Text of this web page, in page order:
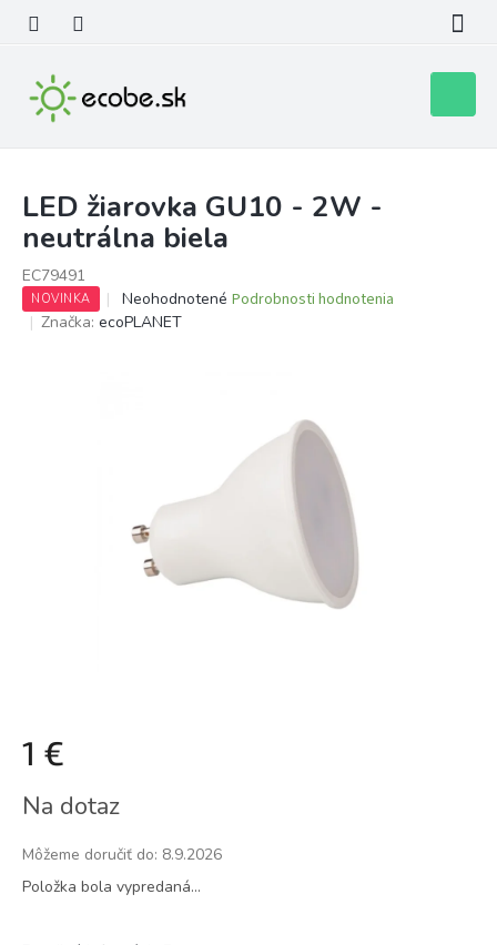
obsah
košík
LED žiarovka GU10 - 2W -
neutrálna biela
EC79491
NOVINKA
Priemerné
hodnotenie
Neohodnotené Podrobnosti hodnotenia
Značka: ecoPLANET
1 €
cena:
Na dotaz
Môžeme doručiť do: 8.9.2026
Položka bola vypredaná…